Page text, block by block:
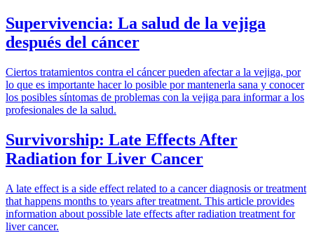
Supervivencia: La salud de la vejiga
después del cáncer
Ciertos tratamientos contra el cáncer pueden afectar a la vejiga, por
lo que es importante hacer lo posible por mantenerla sana y conocer
los posibles síntomas de problemas con la vejiga para informar a los
profesionales de la salud.
Survivorship: Late Effects After
Radiation for Liver Cancer
A late effect is a side effect related to a cancer diagnosis or treatment
that happens months to years after treatment. This article provides
information about possible late effects after radiation treatment for
liver cancer.